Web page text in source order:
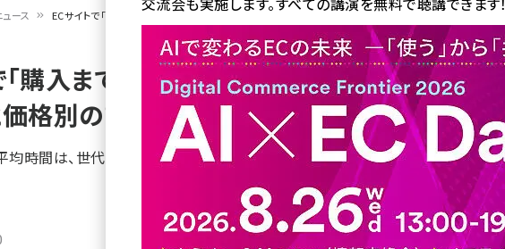
ュース ECサイトで「購入までにかける平均時間」はどのくらい？ 商材と価格別の調査結果
購入までにかける平均時間」はどのくら
価格別の調査結果
時間は、世代による違いよりも、商品カテゴリーや価格帯との関連性が